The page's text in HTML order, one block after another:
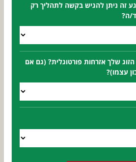
זה ניתן להגיש בקשה לתהליך רק
ה?
שלך אזרחות פורטוגלית? (גם אם
עצמו)?